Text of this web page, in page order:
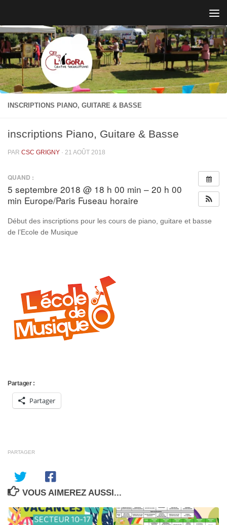
INSCRIPTIONS PIANO, GUITARE & BASSE
inscriptions Piano, Guitare & Basse
PAR CSC GRIGNY · 21 AOÛT 2018
QUAND :
5 septembre 2018 @ 18 h 00 min – 20 h 00
min Europe/Paris Fuseau horaire
Début des inscriptions pour les cours de piano, guitare et basse
de l’Ecole de Musique
Partager :
Partager
PARTAGER
VOUS AIMEREZ AUSSI...